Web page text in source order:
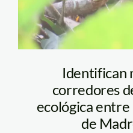
Identifican
corredores
ecológica
de